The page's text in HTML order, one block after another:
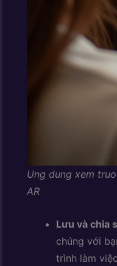
Ung dung xem
AR
Lưu và chia
chúng với
trình làm